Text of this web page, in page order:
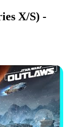
X/S) -